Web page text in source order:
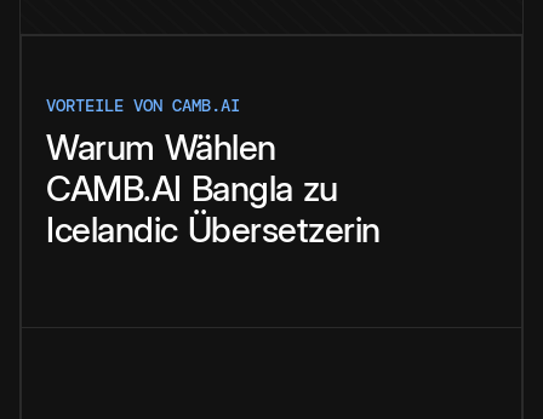
VORTEILE VON CAMB.AI
Warum Wählen
CAMB.AI Bangla zu
Icelandic Übersetzerin